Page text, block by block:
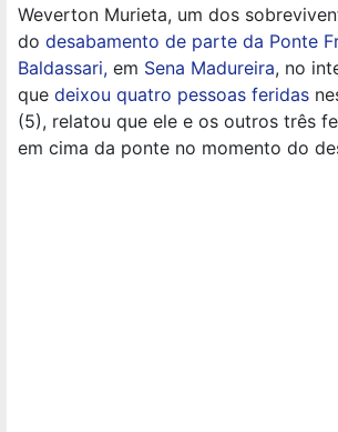
Weverton Murieta, um dos
do desabamento de parte da Ponte
Baldassari, em Sena Madureira, no
que deixou quatro pessoas feridas
(5), relatou que ele e os outros três
em cima da ponte no momento do